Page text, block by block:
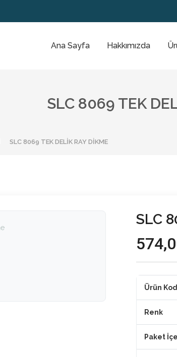
Ana Sayfa Hakkımızda
SLC 8069 TEK
SLC 8069 TEK DELIK RAY DIKME
SLC
Ürün
Renk
Paket